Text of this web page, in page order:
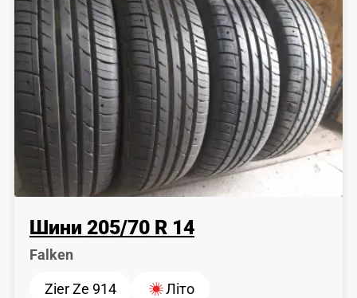
Шини 205/70 R 14
Falken
Zier Ze 914 Літо